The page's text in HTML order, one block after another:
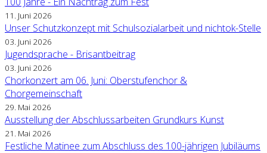
11. Juni 2026
Unser Schutzkonzept mit Schulsozialarbeit und nichtok-Stelle
03. Juni 2026
Jugendsprache - Brisantbeitrag
03. Juni 2026
Chorkonzert am 06. Juni: Oberstufenchor &
Chorgemeinschaft
29. Mai 2026
Ausstellung der Abschlussarbeiten Grundkurs Kunst
21. Mai 2026
Festliche Matinee zum Abschluss des 100-jährigen Jubiläums